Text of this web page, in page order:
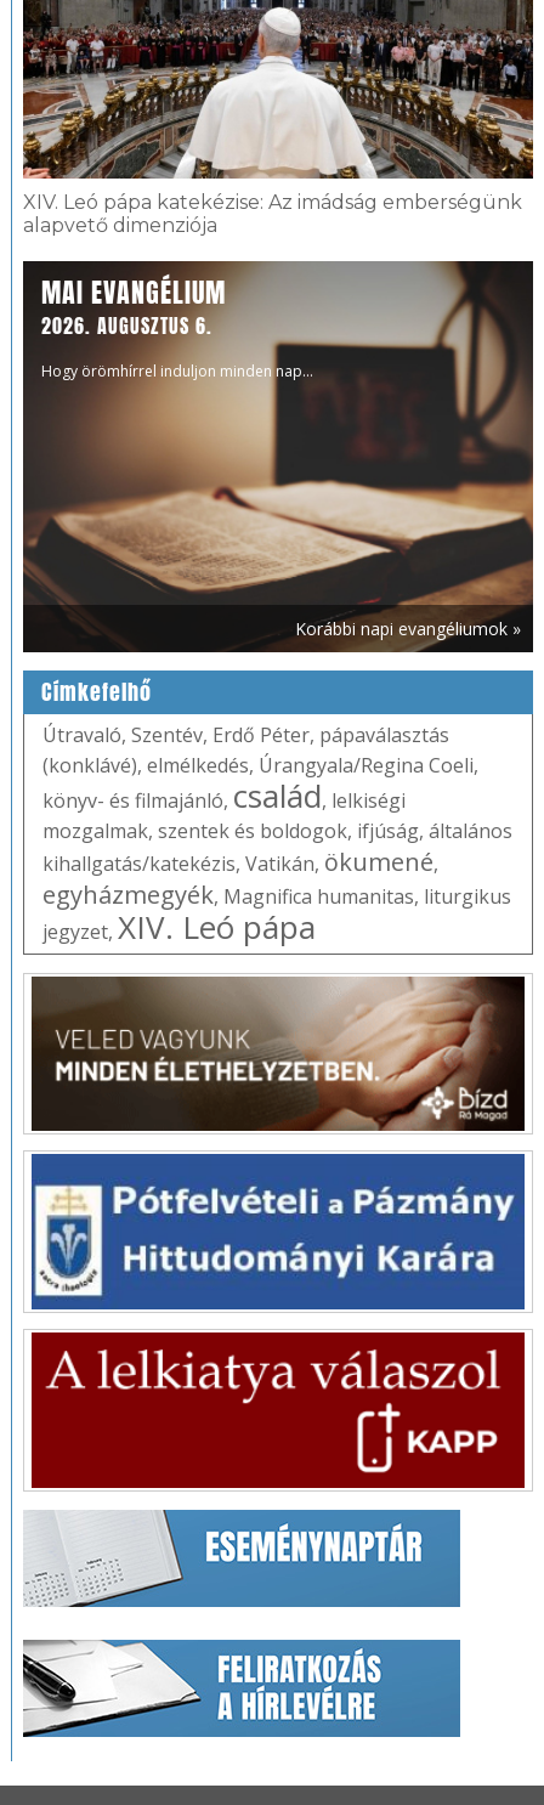
XIV. Leó pápa katekézise: Az imádság emberségünk
alapvető dimenziója
MAI EVANGÉLIUM
2026. AUGUSZTUS 6.
Hogy örömhírrel induljon minden nap...
Korábbi napi evangéliumok »
Címkefelhő
Útravaló, Szentév, Erdő Péter, pápaválasztás
(konklávé), elmélkedés, Úrangyala/Regina Coeli,
könyv- és filmajánló, család, lelkiségi
mozgalmak, szentek és boldogok, ifjúság, általános
kihallgatás/katekézis, Vatikán, ökumené,
egyházmegyék, Magnifica humanitas, liturgikus
jegyzet, XIV. Leó pápa